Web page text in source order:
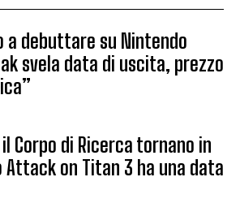
a debuttare su Nintendo
svela data di uscita, prezzo
Corpo di Ricerca tornano in
Attack on Titan 3 ha una data